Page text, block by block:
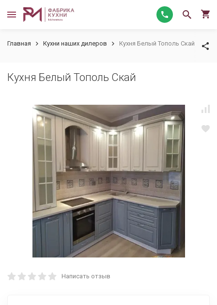
Главная Кухни наших дилеров Кухня Белый Тополь Скай
Кухня Белый Тополь Скай
Написать отзыв